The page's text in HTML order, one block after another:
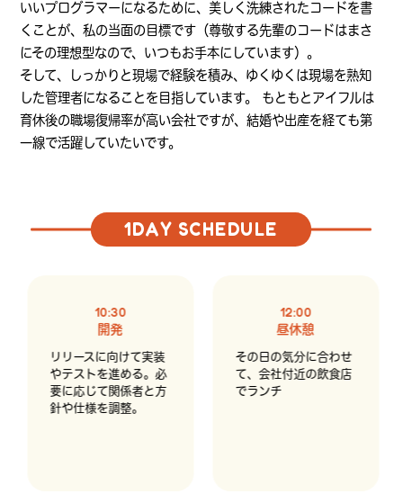
いいプログラマーになるために、美しく洗練されたコードを書
くことが、私の当面の目標です（尊敬する先輩のコードはまさ
にその理想型なので、いつもお手本にしています）。
そして、しっかりと現場で経験を積み、ゆくゆくは現場を熟知
した管理者になることを目指しています。 もともとアイフルは
育休後の職場復帰率が高い会社ですが、結婚や出産を経ても第
一線で活躍していたいです。
1DAY SCHEDULE
10:30
開発
リリースに向けて実装
やテストを進める。必
要に応じて関係者と方
針や仕様を調整。
12:00
昼休憩
その日の気分に合わせ
て、会社付近の飲食店
でランチ